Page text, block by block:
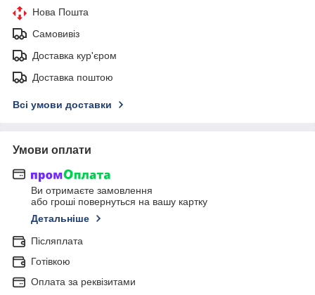
Нова Пошта
Самовивіз
Доставка кур'єром
Доставка поштою
Всі умови доставки
Умови оплати
Ви отримаєте замовлення
або гроші повернуться на вашу картку
Детальніше
Післяплата
Готівкою
Оплата за реквізитами